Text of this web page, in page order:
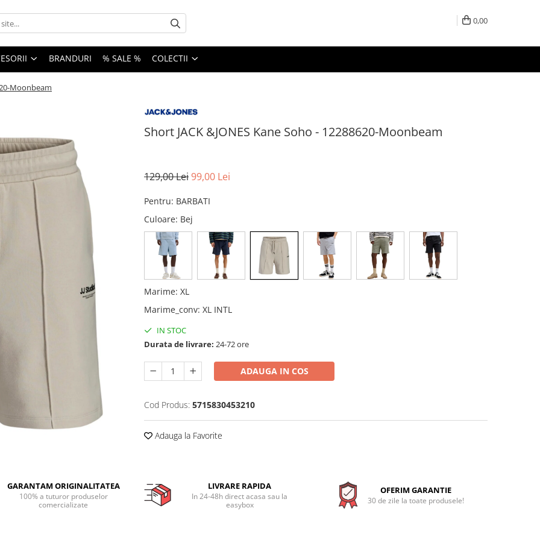
0,00
BRANDURI % SALE % COLECTII
Moonbeam
Short JACK &JONES Kane Soho - 12288620-Moonbeam
129,00 Lei99,00 Lei
Pentru: BARBATI
Culoare: Bej
Marime: XL
Marime_conv: XL INTL
IN STOC
Durata de livrare: 24-72 ore
ADAUGA IN COS
Cod Produs: 5715830453210
Adauga la Favorite
GARANTAM ORIGINALITATEA
100% a tuturor produselor
comercializate
LIVRARE RAPIDA
In 24-48h direct acasa sau la
easybox
OFERIM GARANTIE
30 de zile la toate produsele!